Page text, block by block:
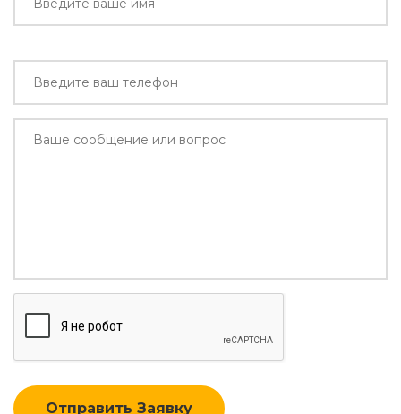
Отправить Заявку